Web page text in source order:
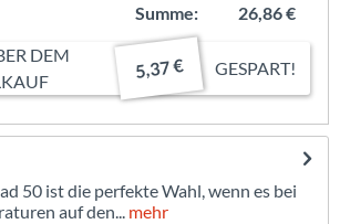
Summe:
26,86 €
DEM
5,37 € GESPART!
50 ist die perfekte Wahl, wenn es bei
auf den... mehr